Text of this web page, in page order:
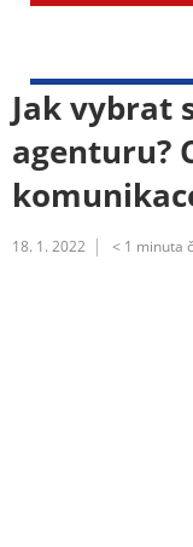
Jak vybrat
agenturu?
18. 1. 2022 < 1 minuta